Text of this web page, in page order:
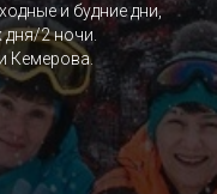
и будние дни,
2 ночи.
Кемерова.